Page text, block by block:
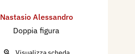
Nastasio Alessandro
Doppia figura